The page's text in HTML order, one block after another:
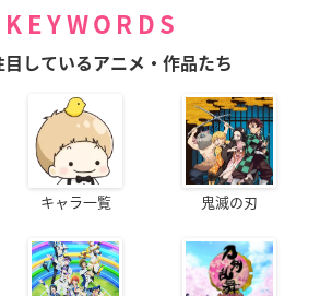
KEYWORDS
目しているアニメ・作品たち
キャラ一覧 鬼滅の刃